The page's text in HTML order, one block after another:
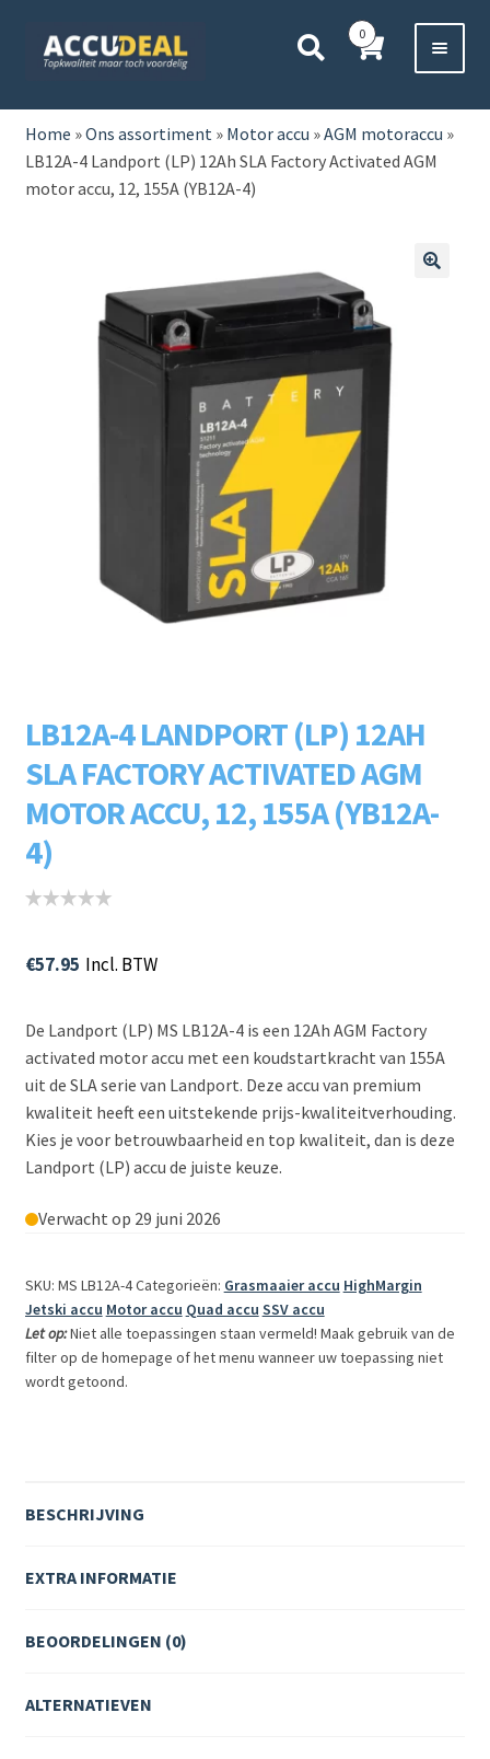
door
naar
direct
naar
HOME
AUTO
LADERS & ACCESSOIRES
Home »Ons assortiment» Motor accu »AGM motoraccu »
LB12A-4 Landport (LP) 12Ah SLA Factory Activated AGM
motor accu, 12, 155A (YB12A-4)
LB12A-4 LANDPORT (LP) 12AH
SLA FACTORY ACTIVATED AGM
MOTOR ACCU, 12, 155A (YB12A-
4)
€57.95 Incl. BTW
De Landport (LP) MS LB12A-4 is een 12Ah AGM Factory
activated motor accu met een koudstartkracht van 155A
uit de SLA serie van Landport. Deze accu van premium
kwaliteit heeft een uitstekende prijs-kwaliteitverhouding.
Kies je voor betrouwbaarheid en top kwaliteit, dan is deze
Landport (LP) accu de juiste keuze.
Verwacht op 29 juni 2026
SKU: MS LB12A-4Categorieën: Grasmaaier accu HighMargin
Jetski accu Motor accu Quad accu SSV accu
Let op:Niet alle toepassingen staan vermeld! Maak gebruik van de
filter op de homepage of het menu wanneer uw toepassing niet
wordt getoond.
BESCHRIJVING
EXTRA INFORMATIE
BEOORDELINGEN (0)
ALTERNATIEVEN
0